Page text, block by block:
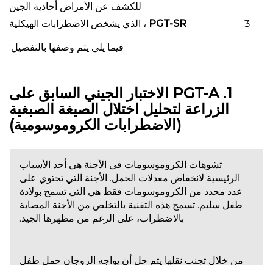
للكشف عن الأمراض أحادية الجين
PGT-SR ، الذي يشخص الاضطرابات الهيكلية
فيما يلي يتم وصفها بالتفصيل:
1. PGT-A الاختبار الجيني السابق على
الزراعة لتحليل اختلال الصيغة الصبغية
(الاضطرابات الكروموسومية)
تشوهات الكروموسومات في الأجنة هي أحد الأسباب
الرئيسية لانخفاض معدلات الحمل. الأجنة التي تحتوي على
عدد محدد من الكروموسومات فقط هي التي تسمح بولادة
طفل سليم. تسمح هذه التقنية بالتخلص من الأجنة المصابة
بالاضطراب، على الرغم من مظهرها الجيد.
من خلال تجنب نقلها يتم حل أن يواجه الزوجان حمل طفل